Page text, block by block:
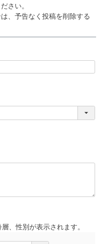
さい。
、予告なく投稿を削除する
、性別が表示されます。